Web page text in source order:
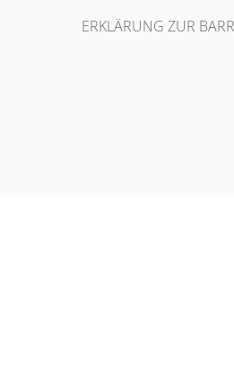
ERKLÄRUNG ZUR